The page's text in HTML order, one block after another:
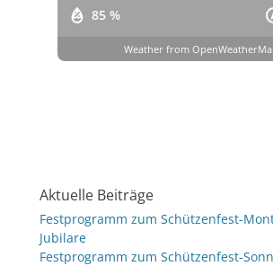
85 %
Weather from
Aktuelle Beiträge
Festprogramm zum Schützenfest-
Jubilare
Festprogramm zum Schützenfest-